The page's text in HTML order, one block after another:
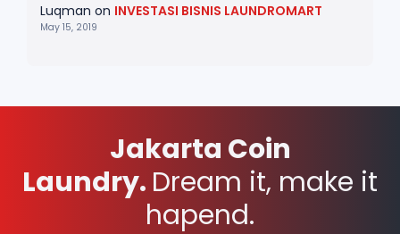
Luqman on INVESTASI BISNIS LAUNDROMART
May 15, 2019
Jakarta Coin
Laundry. Dream it, make it
hapend.